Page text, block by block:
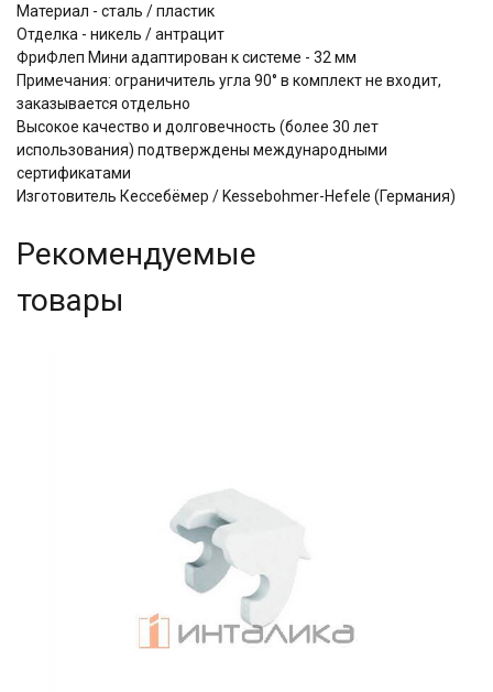
Материал - сталь / пластик
Отделка - никель / антрацит
ФриФлеп Мини адаптирован к системе - 32 мм
Примечания: ограничитель угла 90° в комплект не входит,
заказывается отдельно
Высокое качество и долговечность (более 30 лет
использования) подтверждены международными
сертификатами
Изготовитель Кессебёмер / Kessebohmer-Hefele (Германия)
Рекомендуемые
товары